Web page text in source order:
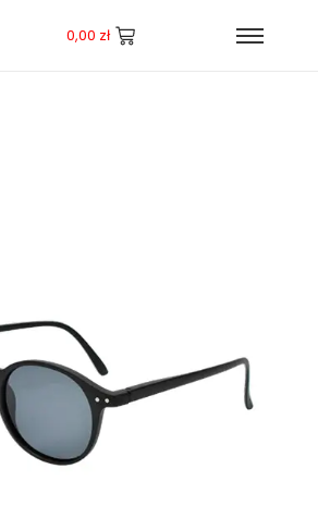
0,00 zł